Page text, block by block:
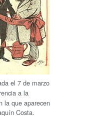
el 7 de marzo
a la
la que aparecen
Costa.